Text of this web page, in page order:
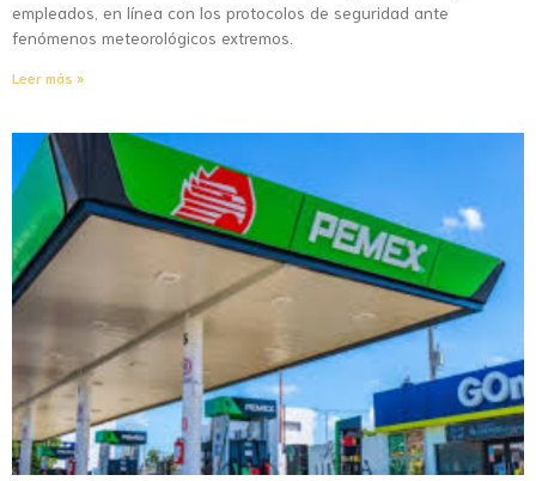
empleados, en línea con los protocolos de seguridad ante
fenómenos meteorológicos extremos.
Leer más »